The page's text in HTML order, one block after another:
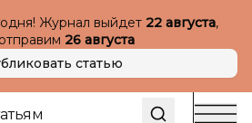
Журнал выйдет 22 августа,
26 августа
статью